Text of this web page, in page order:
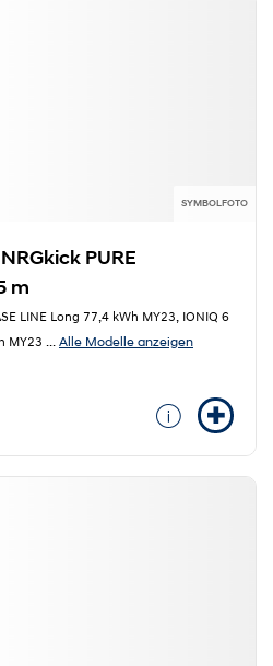
SYMBOLFOTO
PURE
m
LINE Long 77,4 kWh MY23, IONIQ 6
MY23 ... Alle Modelle anzeigen